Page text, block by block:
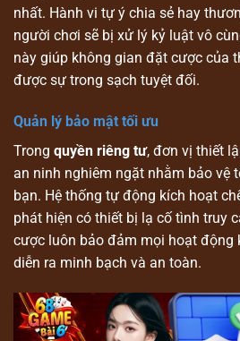
nhất. Hành vi tự ý chia sẻ hay
người chơi sẽ bị xử lý kỷ luật vô
này giúp không gian đặt cược của
được sự trong sạch tuyệt đối.
Quản lý bảo mật tối ưu
Trong quyền riêng tư, đơn vị thiết
an ninh nghiêm ngặt nhằm bảo vệ
bạn. Hệ thống tự động kích hoạt
phát hiện có thiết bị lạ cố tình truy
cược luôn bảo đảm mọi hoạt động
diễn ra minh bạch và an toàn.